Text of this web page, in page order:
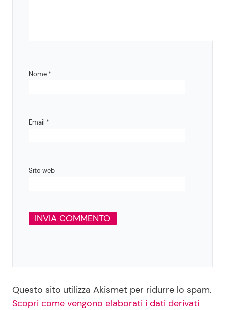
Nome *
Email *
Sito web
Questo sito utilizza Akismet per ridurre lo spam.
Scopri come vengono elaborati i dati derivati